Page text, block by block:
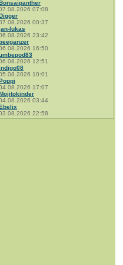
07:08
00:37
lukas
23:42
16:50
12:51
10:01
17:07
03:44
22:58